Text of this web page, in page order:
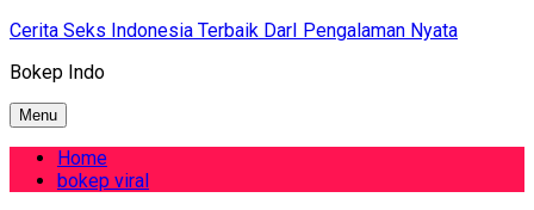
Skip
content
Cerita Seks Indonesia Terbaik DarI Pengalaman Nyata
Bokep Indo
Menu
Home
bokep viral